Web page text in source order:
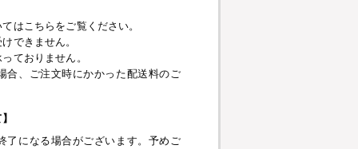
はこちらをご覧ください。
できません。
ておりません。
合、ご注文時にかかった配送料のご
了になる場合がございます。予めご